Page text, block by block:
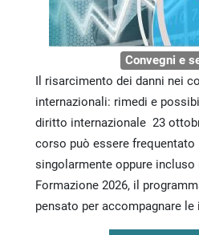
Convegni e
Il risarcimento dei danni nei
internazionali: rimedi e
diritto internazionale 23
corso può essere frequentato
singolarmente oppure incluso
Formazione 2026, il
pensato per accompagnare le